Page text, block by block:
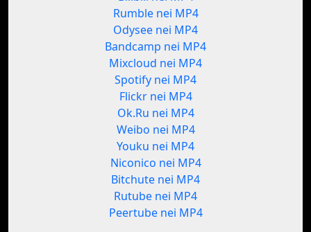
Rumble nei MP4
Odysee nei MP4
Bandcamp nei MP4
Mixcloud nei MP4
Spotify nei MP4
Flickr nei MP4
Ok.Ru nei MP4
Weibo nei MP4
Youku nei MP4
Niconico nei MP4
Bitchute nei MP4
Rutube nei MP4
Peertube nei MP4